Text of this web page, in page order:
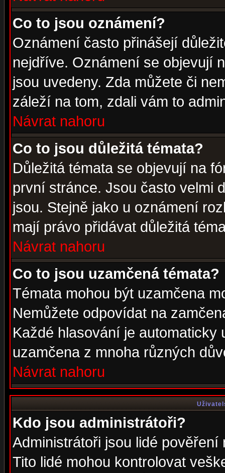
Co to jsou oznámení?
Oznámení často přinášejí
nejdříve. Oznámení se objevují
jsou uvedeny. Zda můžete či
záleží na tom, zdali vám to
Návrat nahoru
Co to jsou důležitá témata?
Důležitá témata se objevují na
první stránce. Jsou často velmi
jsou. Stejně jako u oznámení
mají právo přidávat důležitá
Návrat nahoru
Co to jsou uzamčená témata?
Témata mohou být uzamčena
Nemůžete odpovídat na
Každé hlasování je automaticky
uzamčena z mnoha různých
Návrat nahoru
Kdo jsou administrátoři?
Administrátoři jsou lidé
Tito lidé mohou kontrolovat